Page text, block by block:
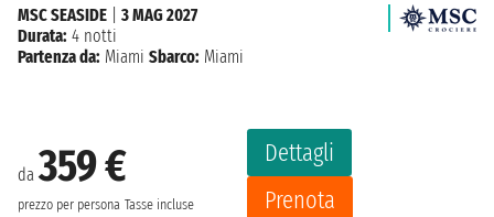
da359 €
prezzo per persona Tasse incluse
Dettagli
Prenota
MSC SEASIDE
3 MAG 2027
Durata: 4 notti
Partenza da: Miami Sbarco: Miami